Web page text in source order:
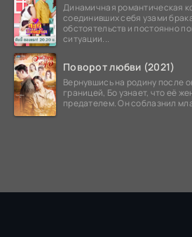
Динамичная романтическая
соединивших себя узами
обстоятельств и постоянно
ситуации...
Поворот любви (2021)
Вернувшись на родину после
границей, Бо узнает, что её
предателем. Он соблазнил